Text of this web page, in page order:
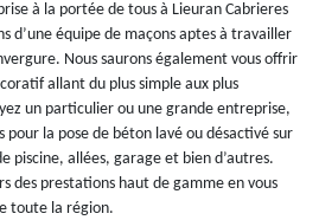
à la portée de tous à Lieuran Cabrieres
d’une équipe de maçons aptes à travailler
Nous saurons également vous offrir
allant du plus simple aux plus
un particulier ou une grande entreprise,
pour la pose de béton lavé ou désactivé sur
piscine, allées, garage et bien d’autres.
des prestations haut de gamme en vous
toute la région.